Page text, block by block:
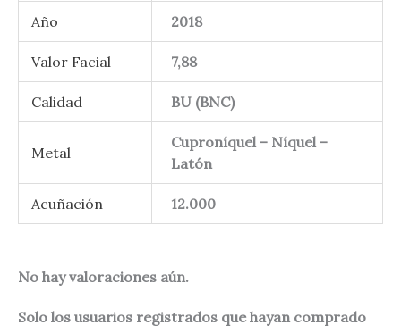
Año 2018
Valor Facial 7,88
Calidad BU (BNC)
Metal
Cuproníquel – Níquel –
Latón
Acuñación 12.000
No hay valoraciones aún.
Solo los usuarios registrados que hayan comprado